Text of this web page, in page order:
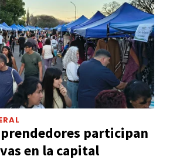
participan
en la capital